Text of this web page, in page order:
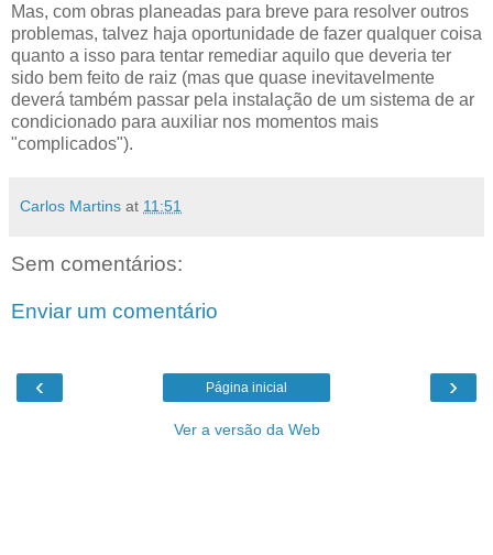
Mas, com obras planeadas para breve para resolver outros
problemas, talvez haja oportunidade de fazer qualquer coisa
quanto a isso para tentar remediar aquilo que deveria ter
sido bem feito de raiz (mas que quase inevitavelmente
deverá também passar pela instalação de um sistema de ar
condicionado para auxiliar nos momentos mais
"complicados").
Carlos Martins at 11:51
Sem comentários:
Enviar um comentário
‹ ›
Página inicial
Ver a versão da Web